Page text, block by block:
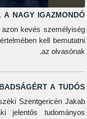
a nagy
azon kevés
értelmében kell
az
a
Szentgericén
jelentős